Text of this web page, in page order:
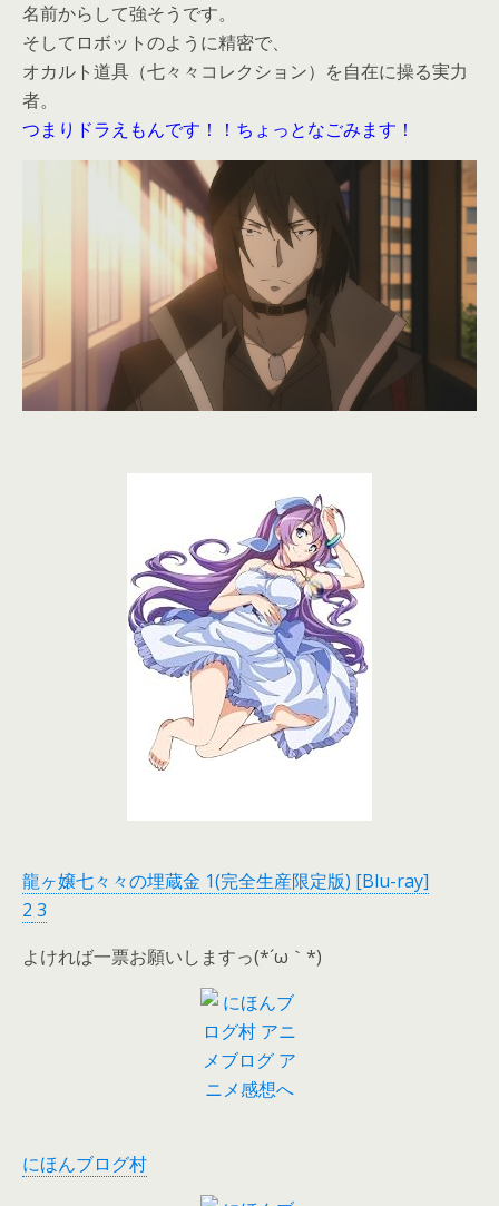
名前からして強そうです。
そしてロボットのように精密で、
オカルト道具（七々々コレクション）を自在に操る実力
者。
つまりドラえもんです！！ちょっとなごみます！
龍ヶ嬢七々々の埋蔵金 1(完全生産限定版) [Blu-ray]
2 3
よければ一票お願いしますっ(*´ω｀*)
にほんブログ村